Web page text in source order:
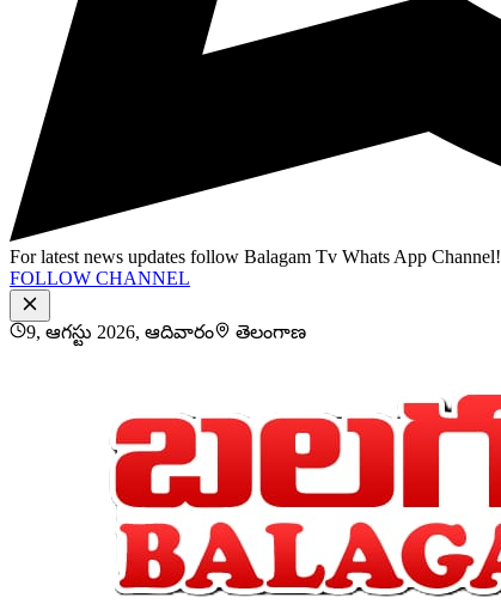
For latest news updates follow Balagam Tv Whats App Channel!
FOLLOW CHANNEL
9, ఆగస్టు 2026, ఆదివారం తెలంగాణ